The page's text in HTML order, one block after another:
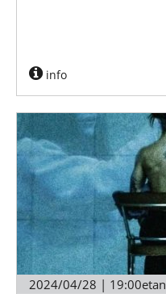
info
2024/04/28 | 19:00etan